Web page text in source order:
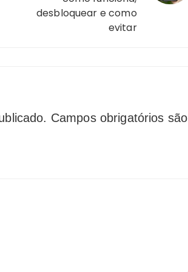
desbloquear e como
evitar
Campos obrigatórios são